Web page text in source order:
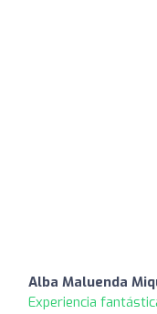
Alba Maluenda
Experiencia